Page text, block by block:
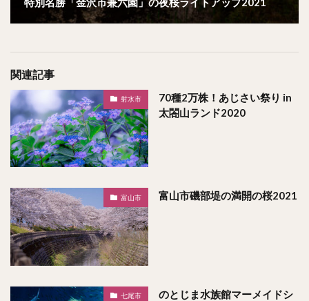
関連記事
射水市
70種2万株！あじさい祭り in
太閤山ランド2020
富山市 富山市磯部堤の満開の桜2021
七尾市
のとじま水族館マーメイドシ